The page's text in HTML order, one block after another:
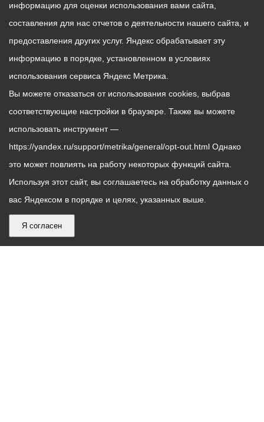
информацию для оценки использования вами сайта,
составления для нас отчетов о деятельности нашего сайта, и
предоставления других услуг. Яндекс обрабатывает эту
информацию в порядке, установленном в условиях
использования сервиса Яндекс Метрика.
Вы можете отказаться от использования cookies, выбрав
соответствующие настройки в браузере. Также вы можете
использовать инструмент —
https://yandex.ru/support/metrika/general/opt-out.html Однако
это может повлиять на работу некоторых функций сайта.
Используя этот сайт, вы соглашаетесь на обработку данных о
вас Яндексом в порядке и целях, указанных выше.
Я согласен